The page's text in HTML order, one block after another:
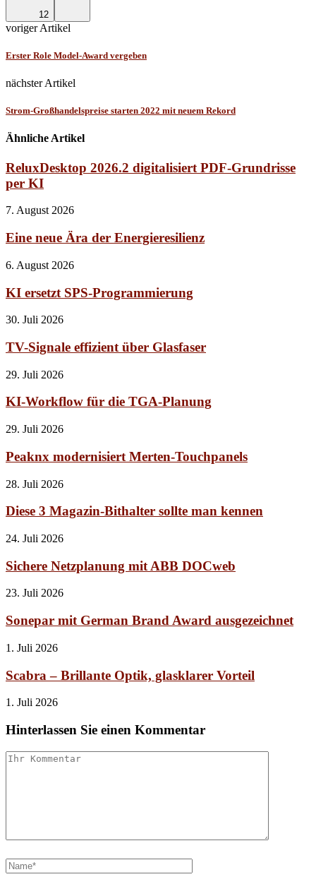
12
voriger Artikel
Erster Role Model-Award vergeben
nächster Artikel
Strom-Großhandelspreise starten 2022 mit neuem Rekord
Ähnliche Artikel
ReluxDesktop 2026.2 digitalisiert PDF-Grundrisse
per KI
7. August 2026
Eine neue Ära der Energieresilienz
6. August 2026
KI ersetzt SPS-Programmierung
30. Juli 2026
TV-Signale effizient über Glasfaser
29. Juli 2026
KI-Workflow für die TGA-Planung
29. Juli 2026
Peaknx modernisiert Merten-Touchpanels
28. Juli 2026
Diese 3 Magazin-Bithalter sollte man kennen
24. Juli 2026
Sichere Netzplanung mit ABB DOCweb
23. Juli 2026
Sonepar mit German Brand Award ausgezeichnet
1. Juli 2026
Scabra – Brillante Optik, glasklarer Vorteil
1. Juli 2026
Hinterlassen Sie einen Kommentar